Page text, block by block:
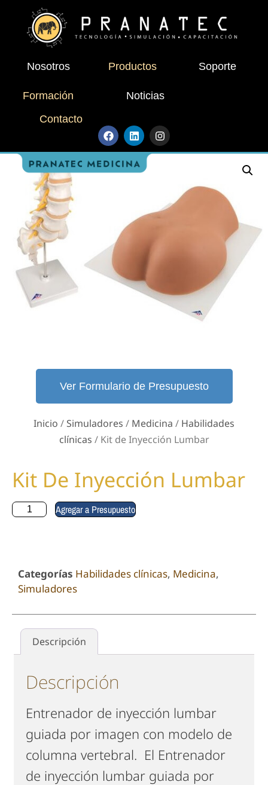
Nosotros Productos Soporte
Formación
Noticias
Contacto
Ver Formulario de Presupuesto
Inicio / Simuladores / Medicina / Habilidades
clínicas / Kit de Inyección Lumbar
Kit De Inyección Lumbar
Agregar a Presupuesto
Categorías Habilidades clínicas, Medicina,
Simuladores
Descripción
Descripción
Entrenador de inyección lumbar
guiada por imagen con modelo de
columna vertebral. El Entrenador
de inyección lumbar guiada por